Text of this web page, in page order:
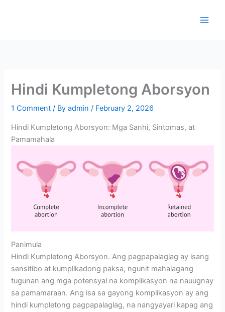
Hindi Kumpletong Aborsyon
1 Comment / Byadmin/ February 2, 2026
Hindi Kumpletong Aborsyon: Mga Sanhi, Sintomas, at
Pamamahala
Panimula
Hindi Kumpletong Aborsyon. Ang pagpapalaglag ay isang
sensitibo at kumplikadong paksa, ngunit mahalagang
tugunan ang mga potensyal na komplikasyon na nauugnay
sa pamamaraan. Ang isa sa gayong komplikasyon ay ang
hindi kumpletong pagpapalaglag, na nangyayari kapag ang